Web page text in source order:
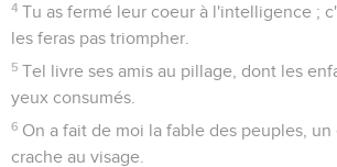
4 Tu as fermé leur coeur à l'intelligence ;
les feras pas triompher.
5 Tel livre ses amis au pillage, dont les
yeux consumés.
6 On a fait de moi la fable des peuples, un
crache au visage.